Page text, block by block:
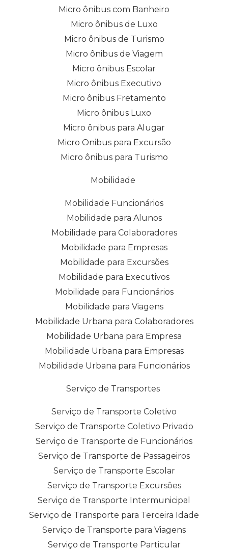
Micro ônibus com Banheiro
Micro ônibus de Luxo
Micro ônibus de Turismo
Micro ônibus de Viagem
Micro ônibus Escolar
Micro ônibus Executivo
Micro ônibus Fretamento
Micro ônibus Luxo
Micro ônibus para Alugar
Micro Onibus para Excursão
Micro ônibus para Turismo
Mobilidade
Mobilidade Funcionários
Mobilidade para Alunos
Mobilidade para Colaboradores
Mobilidade para Empresas
Mobilidade para Excursões
Mobilidade para Executivos
Mobilidade para Funcionários
Mobilidade para Viagens
Mobilidade Urbana para Colaboradores
Mobilidade Urbana para Empresa
Mobilidade Urbana para Empresas
Mobilidade Urbana para Funcionários
Serviço de Transportes
Serviço de Transporte Coletivo
Serviço de Transporte Coletivo Privado
Serviço de Transporte de Funcionários
Serviço de Transporte de Passageiros
Serviço de Transporte Escolar
Serviço de Transporte Excursões
Serviço de Transporte Intermunicipal
Serviço de Transporte para Terceira Idade
Serviço de Transporte para Viagens
Serviço de Transporte Particular